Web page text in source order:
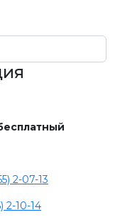
2-07-13
2-10-14